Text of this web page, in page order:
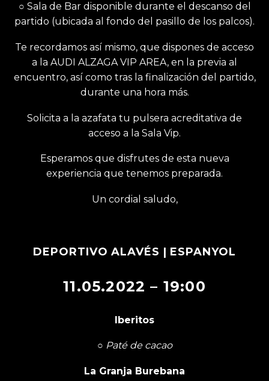
○ Sala de Bar disponible durante el descanso del
partido (ubicada al fondo del pasillo de los palcos).
Te recordamos así mismo, que dispones de acceso
a la AUDI ALZAGA VIP AREA, en la previa al
encuentro, así como tras la finalización del partido,
durante una hora más.
Solicita a la azafata tu pulsera acreditativa de
acceso a la Sala Vip.
Esperamos que disfrutes de esta nueva
experiencia que tenemos preparada.
Un cordial saludo,
DEPORTIVO ALAVÉS | ESPANYOL
11.05.2022 – 19:00
Iberitos
○ Paté de cacao
La Granja Burebana